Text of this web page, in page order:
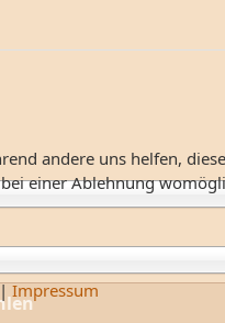
andere uns helfen,
einer Ablehnung
Impressum